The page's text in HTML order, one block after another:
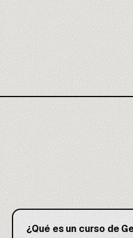
¿Qué es un curso de